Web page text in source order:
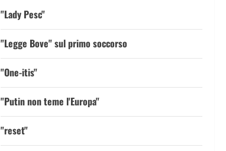
"Lady Pesc"
"Legge Bove" sul primo soccorso
"One-itis"
"Putin non teme l'Europa"
"reset"